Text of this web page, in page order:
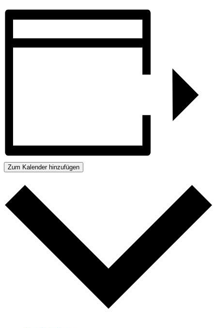
Zum Kalender hinzufügen